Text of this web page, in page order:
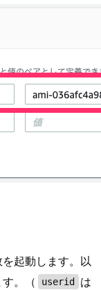
起動します。以
。（
userid
は